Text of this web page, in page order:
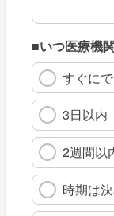
■いつ医療機
すぐに
3日以内
2週間以
時期は